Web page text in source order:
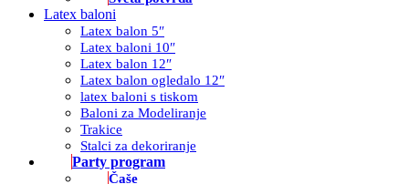
Latex baloni
Latex balon 5″
Latex baloni 10″
Latex balon 12″
Latex balon ogledalo 12″
latex baloni s tiskom
Baloni za Modeliranje
Trakice
Stalci za dekoriranje
Party program
Čaše